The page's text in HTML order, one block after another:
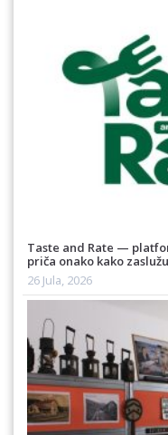
Taste and Rate —
priča onako kako
26 Jula, 2026